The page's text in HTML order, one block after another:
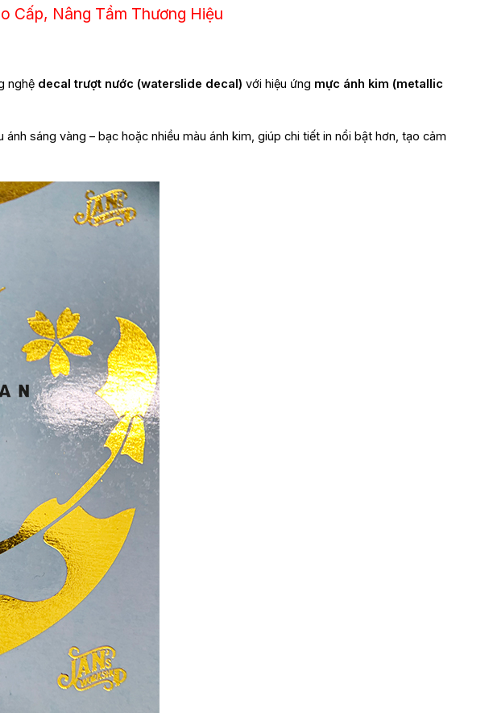
Cấp, Nâng Tầm Thương Hiệu
nghệ decal trượt nước (waterslide decal) với hiệu ứng mực ánh kim (metallic
sáng vàng – bạc hoặc nhiều màu ánh kim, giúp chi tiết in nổi bật hơn, tạo cảm